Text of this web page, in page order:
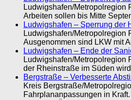
Ludwigshafen/Metropolregion
Arbeiten sollen bis Mitte
Ludwigshafen – Sperrung der
Ludwigshafen/Metropolregion
Ausgenommen sind LKW mit
Ludwigshafen – Ende der
Ludwigshafen/Metropolregion
der Rheinstraße im Süden
Bergstraße – Verbesserte
Kreis Bergstraße/
Fahrplananpassungen in